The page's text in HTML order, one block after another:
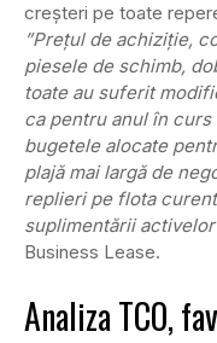
creșteri pe toate
”Prețul de achiziție,
piesele de schimb,
toate au suferit
ca pentru anul în
bugetele alocate
plajă mai largă de
replieri pe flota
suplimentării
Business Lease.
Analiza TCO,